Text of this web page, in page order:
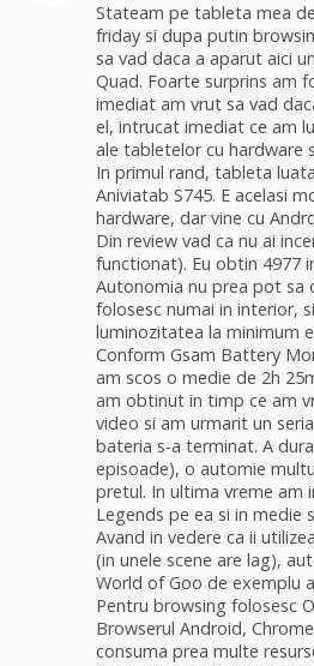
Stateam pe tableta mea
friday si dupa putin
sa vad daca a aparut aici
Quad. Foarte surprins am
imediat am vrut sa vad
el, intrucat imediat ce am
ale tabletelor cu hardware
In primul rand, tableta
Aniviatab S745. E acelasi
hardware, dar vine cu
Din review vad ca nu ai
functionat). Eu obtin 4977
Autonomia nu prea pot sa
folosesc numai in interior,
luminozitatea la minimum
Conform Gsam Battery
am scos o medie de 2h
am obtinut in timp ce am
video si am urmarit un
bateria s-a terminat. A
episoade), o automie
pretul. In ultima vreme am
Legends pe ea si in medie
Avand in vedere ca ii
(in unele scene are lag),
World of Goo de exemplu
Pentru browsing folosesc
Browserul Android,
consuma prea multe